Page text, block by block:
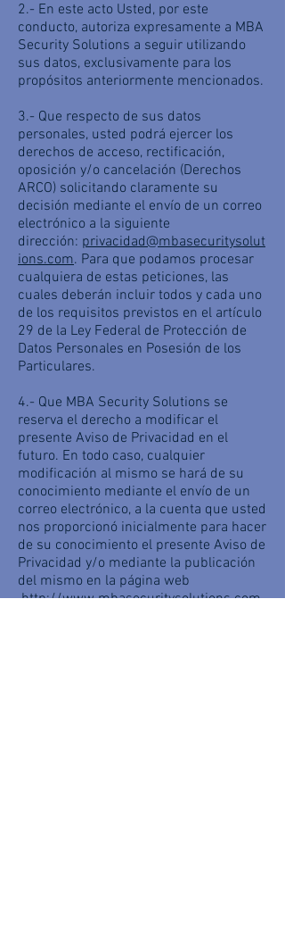
2.- En este acto Usted, por este
conducto, autoriza expresamente a MBA
Security Solutions a seguir utilizando
sus datos, exclusivamente para los
propósitos anteriormente mencionados.
3.- Que respecto de sus datos
personales, usted podrá ejercer los
derechos de acceso, rectificación,
oposición y/o cancelación (Derechos
ARCO) solicitando claramente su
decisión mediante el envío de un correo
electrónico a la siguiente
dirección: privacidad@mbasecuritysolut
ions.com. Para que podamos procesar
cualquiera de estas peticiones, las
cuales deberán incluir todos y cada uno
de los requisitos previstos en el artículo
29 de la Ley Federal de Protección de
Datos Personales en Posesión de los
Particulares.
4.- Que MBA Security Solutions se
reserva el derecho a modificar el
presente Aviso de Privacidad en el
futuro. En todo caso, cualquier
modificación al mismo se hará de su
conocimiento mediante el envío de un
correo electrónico, a la cuenta que usted
nos proporcionó inicialmente para hacer
de su conocimiento el presente Aviso de
Privacidad y/o mediante la publicación
del mismo en la página web
http://www.mbasecuritysolutions.com.